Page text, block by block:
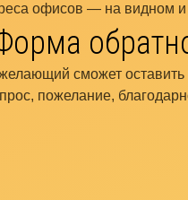
офисов — на видном и
сможет
пожелание,